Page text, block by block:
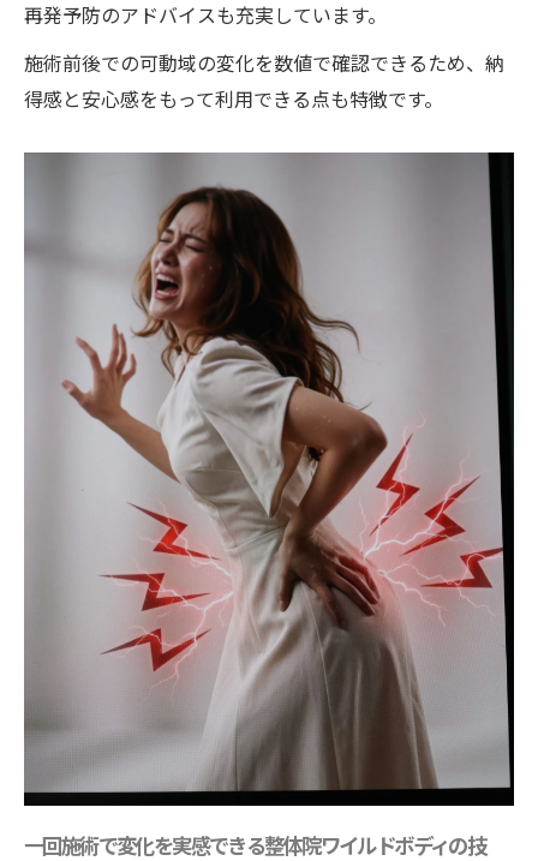
再発予防のアドバイスも充実しています。
施術前後での可動域の変化を数値で確認できるため、納
得感と安心感をもって利用できる点も特徴です。
一回施術で変化を実感できる整体院ワイルドボディの技